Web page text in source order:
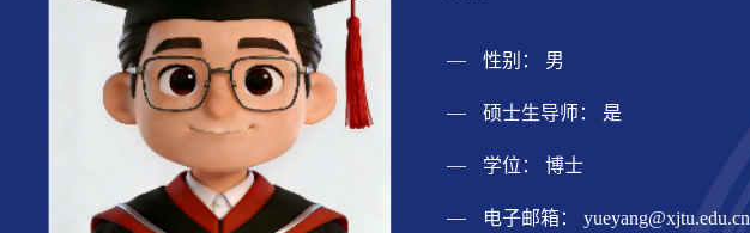
性别： 男
硕士生导师： 是
学位： 博士
电子邮箱：yueyang@xjtu.edu.cn